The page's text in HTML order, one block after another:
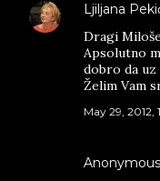
Ljiljana
Dragi
Apsolutno
dobro da
Želim Vam
May 29, 2012,